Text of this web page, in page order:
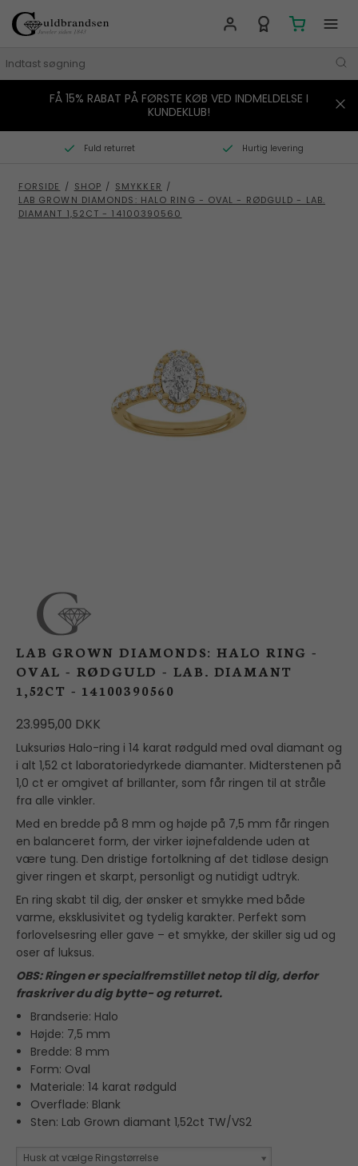
MÆRKER
SMYKKER
BOLIG
FÅ 15% RABAT PÅ FØRSTE KØB VED INDMELDELSE I
KUNDEKLUB!
Fuld returret Hurtig levering
FORSIDE / SHOP / SMYKKER /
LAB GROWN DIAMONDS: HALO RING - OVAL - RØDGULD - LAB.
DIAMANT 1,52CT - 14100390560
LAB GROWN DIAMONDS: HALO RING -
OVAL - RØDGULD - LAB. DIAMANT
1,52CT - 14100390560
23.995,00 DKK
Luksuriøs Halo-ring i 14 karat rødguld med oval diamant og
i alt 1,52 ct laboratoriedyrkede diamanter. Midterstenen på
1,0 ct er omgivet af brillanter, som får ringen til at stråle
fra alle vinkler.
Med en bredde på 8 mm og højde på 7,5 mm får ringen
en balanceret form, der virker iøjnefaldende uden at
være tung. Den dristige fortolkning af det tidløse design
giver ringen et skarpt, personligt og nutidigt udtryk.
En ring skabt til dig, der ønsker et smykke med både
varme, eksklusivitet og tydelig karakter. Perfekt som
forlovelsesring eller gave – et smykke, der skiller sig ud og
oser af luksus.
OBS: Ringen er specialfremstillet netop til dig, derfor
fraskriver du dig bytte- og returret.
Brandserie: Halo
Højde: 7,5 mm
Bredde: 8 mm
Form: Oval
Materiale: 14 karat rødguld
Overflade: Blank
Sten: Lab Grown diamant 1,52ct TW/VS2
Husk at vælge Ringstørrelse